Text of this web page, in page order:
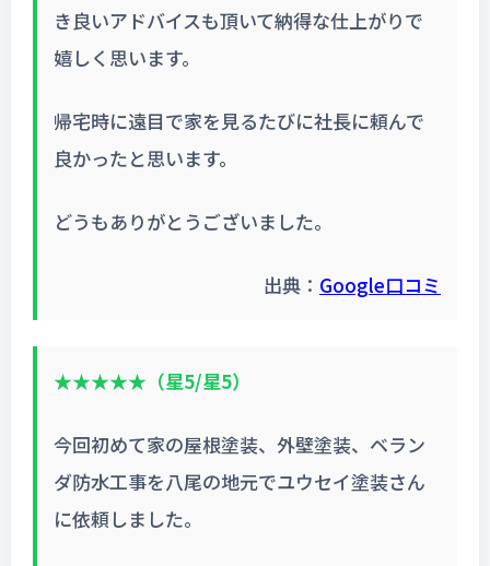
き良いアドバイスも頂いて納得な仕上がりで
嬉しく思います。
帰宅時に遠目で家を見るたびに社長に頼んで
良かったと思います。
どうもありがとうございました。
出典： Google口コミ
★★★★★（星5/星5）
今回初めて家の屋根塗装、外壁塗装、ベラン
ダ防水工事を八尾の地元でユウセイ塗装さん
に依頼しました。